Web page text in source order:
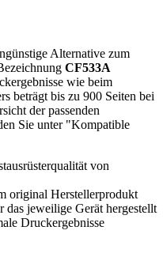
Alternative zum
CF533A
wie beim
beträgt bis zu 900 Seiten bei
der passenden
Sie unter "Kompatible
von
original Herstellerprodukt
das jeweilige Gerät hergestellt
Druckergebnisse